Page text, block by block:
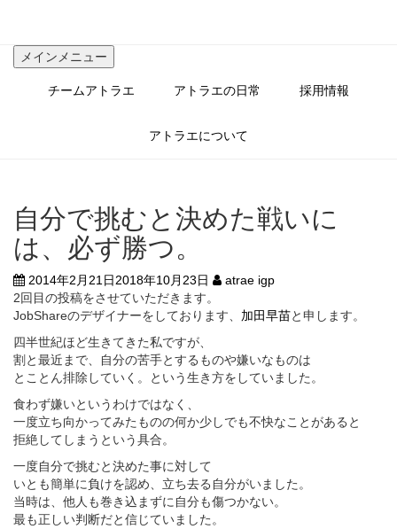
メインメニュー
チームアトラエ アトラエの日常 採用情報
アトラエについて
自分で挑むと決めた戦いに
は、必ず勝つ。
2014年2月21日2018年10月23日
atrae igp
2回目の投稿をさせていただきます。
JobShareのデザイナーをしております、 加田早苗と申します。
四半世紀ほど生きてきた私ですが、
割と最近まで、自分の苦手とするものや嫌いなものは
とことん排除していく。という生き方をしていました。
食わず嫌いというわけではなく、
一度立ち向かってみたものの何か少しでも不快なことがあると
拒絶してしまうという具合。
一度自分で挑むと決めた事に対して
いとも簡単に負けを認め、立ち去る自分がいました。
当時は、他人も巻き込まずに自分も傷つかない。
最も正しい判断だと信じていました。